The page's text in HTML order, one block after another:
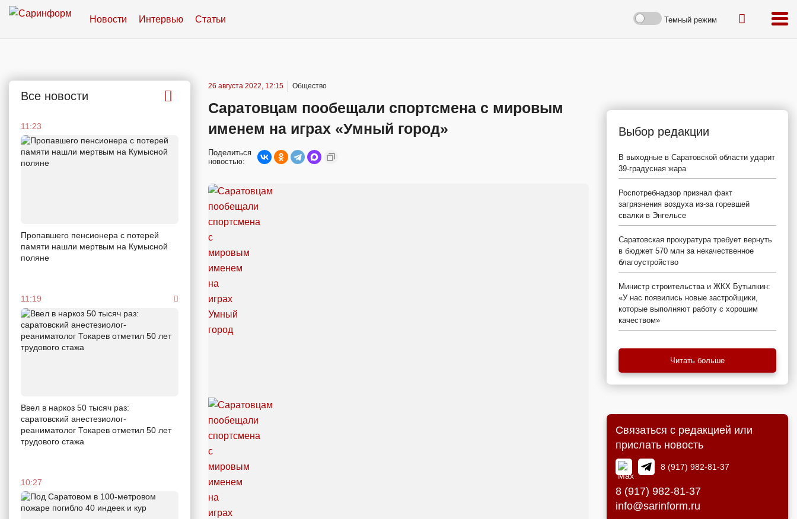
Новости Интервью Статьи Темный режим
Все новости
11:23
Пропавшего пенсионера с потерей
памяти нашли мертвым на Кумысной
поляне
11:19
Ввел в наркоз 50 тысяч раз:
саратовский анестезиолог-
реаниматолог Токарев отметил 50 лет
трудового стажа
10:27
26 августа 2022, 12:15 Общество
Саратовцам пообещали спортсмена с мировым
именем на играх «Умный город»
Поделиться
новостью:
Выбор редакции
В выходные в Саратовской области ударит
39-градусная жара
Роспотребнадзор признал факт
загрязнения воздуха из-за горевшей
свалки в Энгельсе
Саратовская прокуратура требует вернуть
в бюджет 570 млн за некачественное
благоустройство
Министр строительства и ЖКХ Бутылкин:
«У нас появились новые застройщики,
которые выполняют работу с хорошим
качеством»
Читать больше
Связаться с редакцией или
прислать новость
8 (917) 982-81-37
8 (917) 982-81-37
info@sarinform.ru